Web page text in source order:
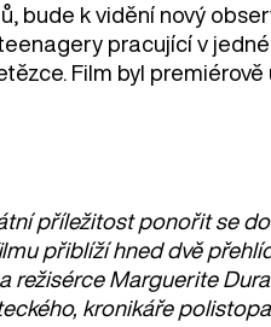
bude k vidění nový
teenagery pracující v
Film byl
příležitost ponořit se
přiblíží hned dvě
režisérce Marguerite
kronikáře